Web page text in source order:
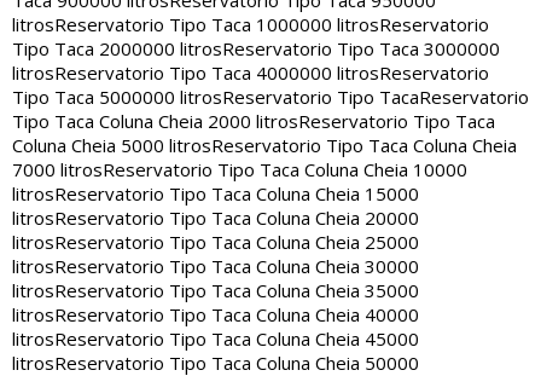
litrosReservatorio Tipo Taca 1000000 litrosReservatorio
Tipo Taca 2000000 litrosReservatorio Tipo Taca 3000000
litrosReservatorio Tipo Taca 4000000 litrosReservatorio
Tipo Taca 5000000 litrosReservatorio Tipo TacaReservatorio
Tipo Taca Coluna Cheia 2000 litrosReservatorio Tipo Taca
Coluna Cheia 5000 litrosReservatorio Tipo Taca Coluna Cheia
7000 litrosReservatorio Tipo Taca Coluna Cheia 10000
litrosReservatorio Tipo Taca Coluna Cheia 15000
litrosReservatorio Tipo Taca Coluna Cheia 20000
litrosReservatorio Tipo Taca Coluna Cheia 25000
litrosReservatorio Tipo Taca Coluna Cheia 30000
litrosReservatorio Tipo Taca Coluna Cheia 35000
litrosReservatorio Tipo Taca Coluna Cheia 40000
litrosReservatorio Tipo Taca Coluna Cheia 45000
litrosReservatorio Tipo Taca Coluna Cheia 50000